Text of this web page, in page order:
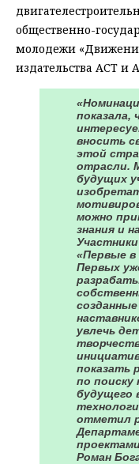
общественно-
молодежи
издательства АСТ и
показала,
вносить
этой
отрасли.
будущих
можно
знания и
«Первые в
Первых
увлечь
показать
по поиску
будущего
отметил
Роман